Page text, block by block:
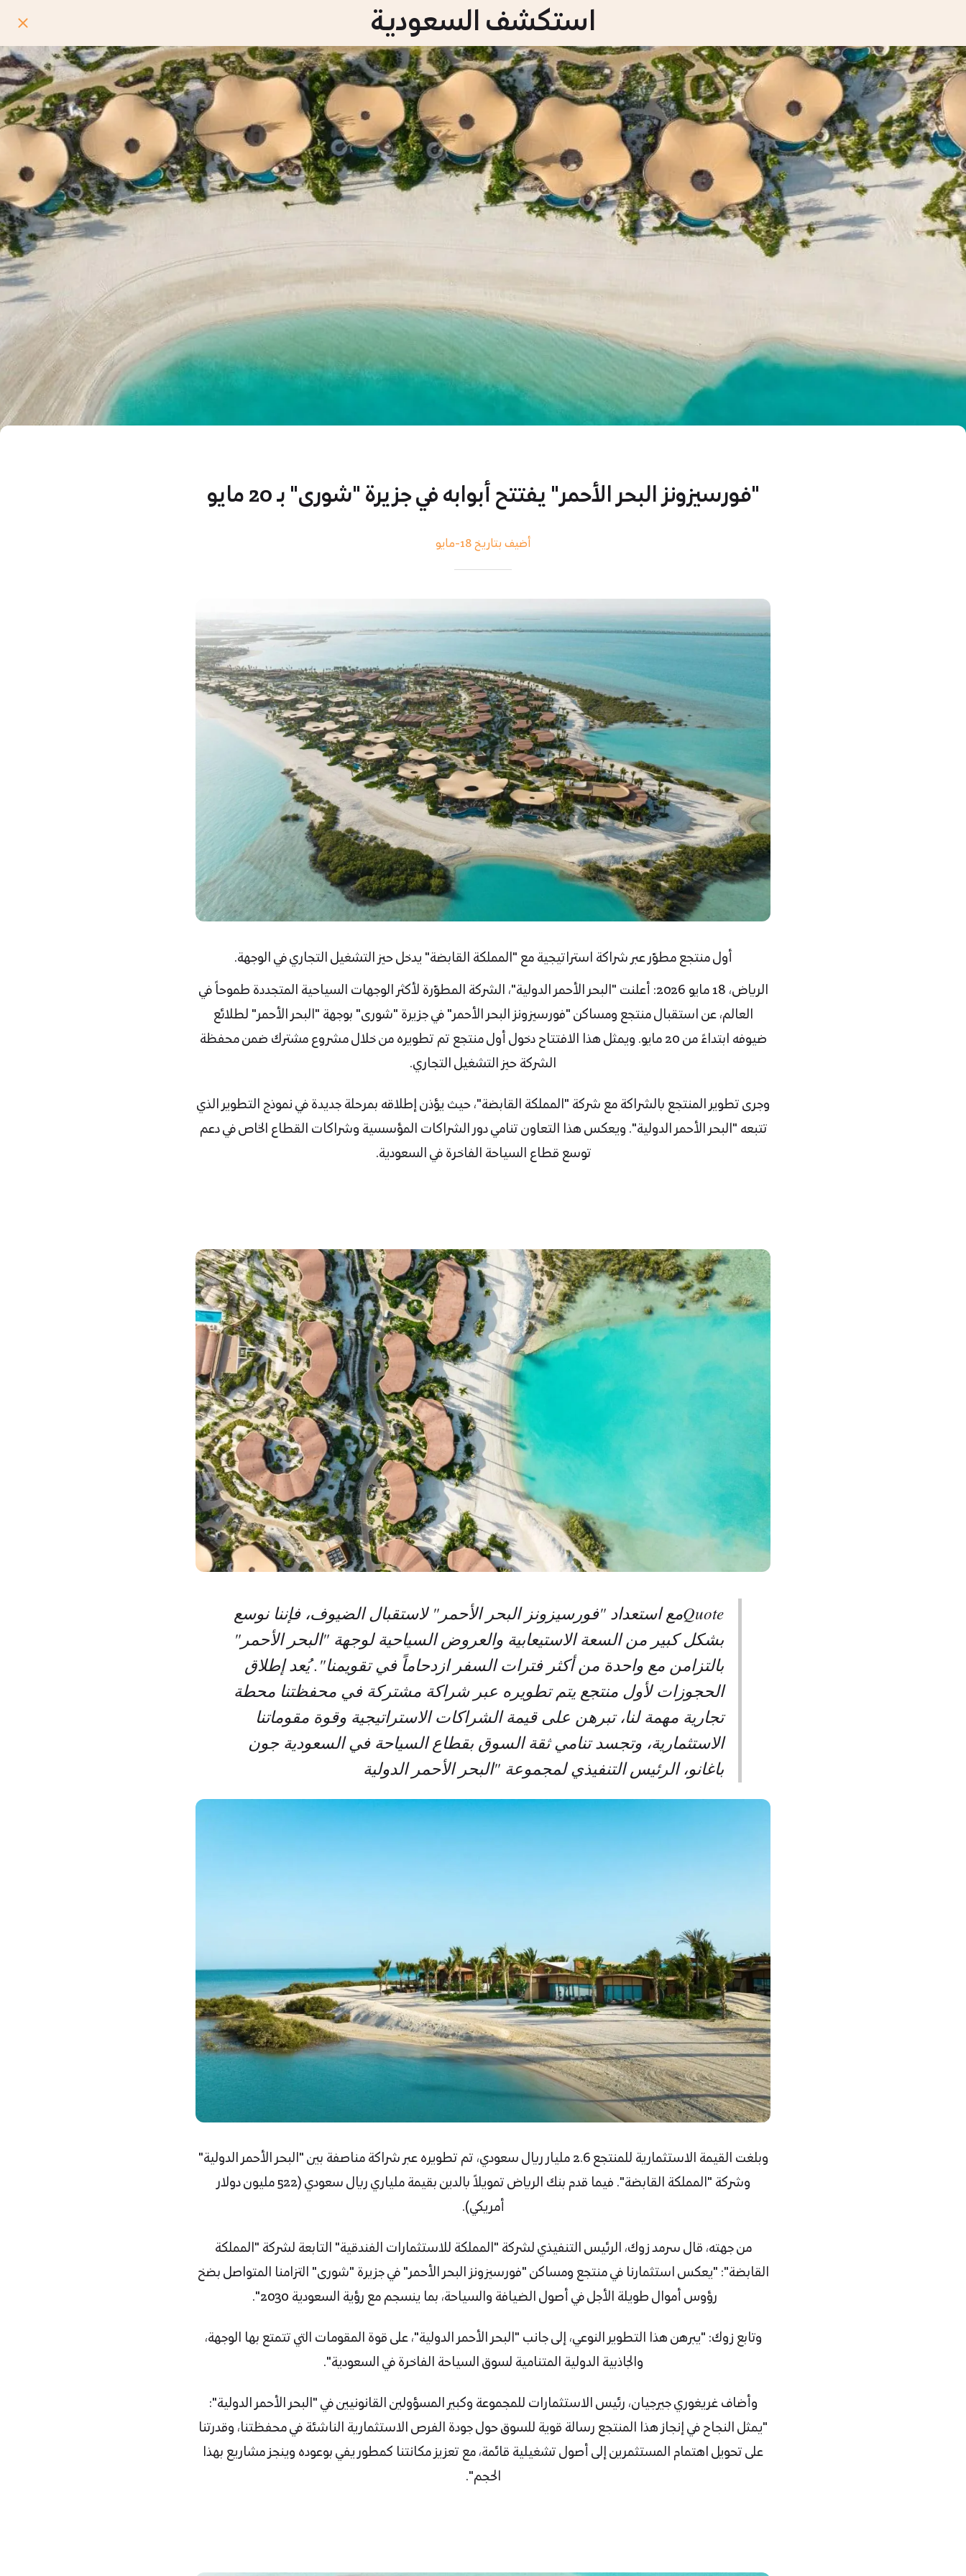
استكشف السعودية
"فورسيزونز البحر الأحمر" يفتتح أبوابه في جزيرة "شورى" بـ 20 مايو
أضيف بتاريخ 18-مايو
أول منتجع مطوّر عبر شراكة استراتيجية مع "المملكة القابضة" يدخل حيز التشغيل التجاري في الوجهة.
الرياض، 18 مايو 2026: أعلنت "البحر الأحمر الدولية"، الشركة المطوّرة لأكثر الوجهات السياحية المتجددة طموحاً في
العالم، عن استقبال منتجع ومساكن "فورسيزونز البحر الأحمر" في جزيرة "شورى" بوجهة "البحر الأحمر" لطلائع
ضيوفه ابتداءً من 20 مايو. ويمثل هذا الافتتاح دخول أول منتجع تم تطويره من خلال مشروع مشترك ضمن محفظة
الشركة حيز التشغيل التجاري.
وجرى تطوير المنتجع بالشراكة مع شركة "المملكة القابضة"، حيث يؤذن إطلاقه بمرحلة جديدة في نموذج التطوير الذي
تتبعه "البحر الأحمر الدولية". ويعكس هذا التعاون تنامي دور الشراكات المؤسسية وشراكات القطاع الخاص في دعم
توسع قطاع السياحة الفاخرة في السعودية.
Quoteمع استعداد "فورسيزونز البحر الأحمر" لاستقبال الضيوف، فإننا نوسع
بشكل كبير من السعة الاستيعابية والعروض السياحية لوجهة "البحر الأحمر"
بالتزامن مع واحدة من أكثر فترات السفر ازدحاماً في تقويمنا". يُعد إطلاق
الحجوزات لأول منتجع يتم تطويره عبر شراكة مشتركة في محفظتنا محطة
تجارية مهمة لنا، تبرهن على قيمة الشراكات الاستراتيجية وقوة مقوماتنا
الاستثمارية، وتجسد تنامي ثقة السوق بقطاع السياحة في السعودية جون
باغانو، الرئيس التنفيذي لمجموعة "البحر الأحمر الدولية
وبلغت القيمة الاستثمارية للمنتجع 2.6 مليار ريال سعودي، تم تطويره عبر شراكة مناصفة بين "البحر الأحمر الدولية"
وشركة "المملكة القابضة". فيما قدم بنك الرياض تمويلاً بالدين بقيمة ملياري ريال سعودي (522 مليون دولار
أمريكي).
من جهته، قال سرمد زوك، الرئيس التنفيذي لشركة "المملكة للاستثمارات الفندقية" التابعة لشركة "المملكة
القابضة": "يعكس استثمارنا في منتجع ومساكن "فورسيزونز البحر الأحمر" في جزيرة "شورى" التزامنا المتواصل بضخ
رؤوس أموال طويلة الأجل في أصول الضيافة والسياحة، بما ينسجم مع رؤية السعودية 2030".
وتابع زوك: "يبرهن هذا التطوير النوعي، إلى جانب "البحر الأحمر الدولية"، على قوة المقومات التي تتمتع بها الوجهة،
والجاذبية الدولية المتنامية لسوق السياحة الفاخرة في السعودية".
وأضاف غريغوري جيرجيان، رئيس الاستثمارات للمجموعة وكبير المسؤولين القانونيين في "البحر الأحمر الدولية":
"يمثل النجاح في إنجاز هذا المنتجع رسالة قوية للسوق حول جودة الفرص الاستثمارية الناشئة في محفظتنا، وقدرتنا
على تحويل اهتمام المستثمرين إلى أصول تشغيلية قائمة، مع تعزيز مكانتنا كمطور يفي بوعوده وينجز مشاريع بهذا
الحجم".